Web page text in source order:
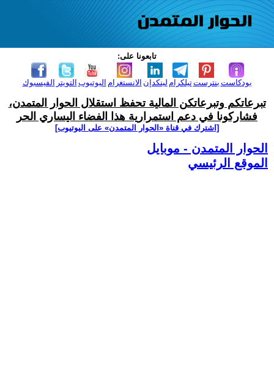
تابعونا على:
الفيسبوك التويتر اليوتيوب الانستغرام لينكدإن تيلكرامبنترست بودكاست
تبرعاتكم وتبرعاتكن المالية تحفظ استقلال الحوار المتمدن،
فشاركونا في دعم استمرارية هذا الفضاء اليساري الحر
[اشترك في قناة ‫«الحوار المتمدن» على اليوتيوب]
الحوار المتمدن - موبايل
الموقع الرئيسي